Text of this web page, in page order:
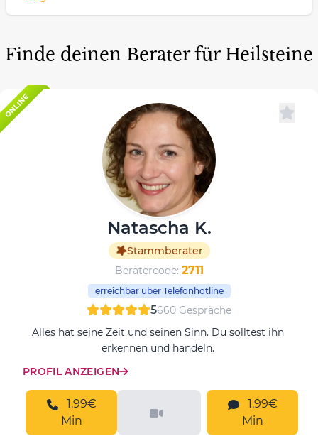
Finde deinen Berater für Heilsteine
ONLINE
Natascha K.
Stammberater
Beratercode: 2711
erreichbar über Telefonhotline
5660 Gespräche
Alles hat seine Zeit und seinen Sinn. Du solltest ihn
erkennen und handeln.
PROFIL ANZEIGEN
Min
Min